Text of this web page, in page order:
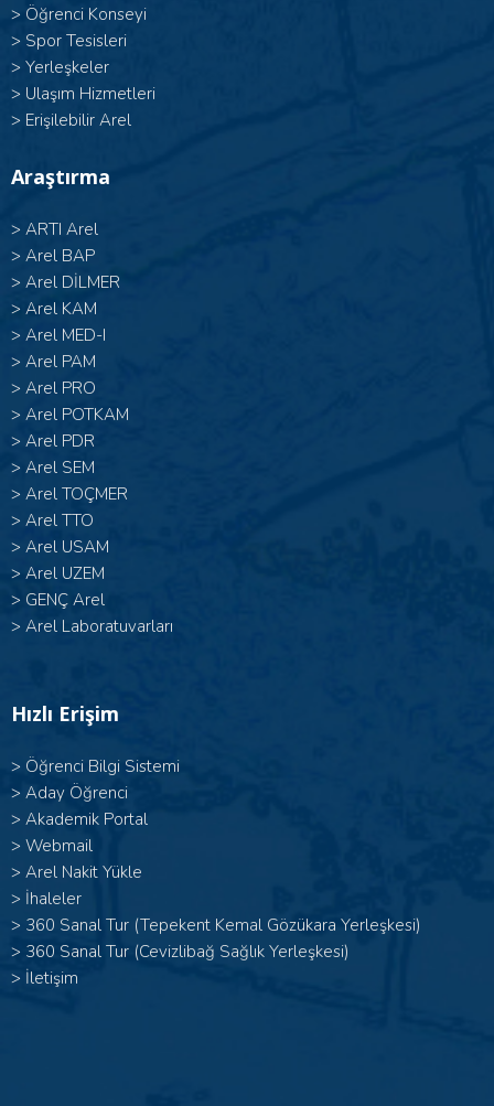
> Öğrenci Konseyi
> Spor Tesisleri
> Yerleşkeler
> Ulaşım Hizmetleri
> Erişilebilir Arel
Araştırma
> ARTI Arel
> Arel BAP
> Arel DİLMER
> Arel KAM
> Arel MED-I
> Arel PAM
> Arel PRO
> Arel POTKAM
> Arel PDR
> Arel SEM
> Arel TOÇMER
> Arel TTO
> Arel USAM
> Arel UZEM
> GENÇ Arel
> Arel Laboratuvarları
Hızlı Erişim
> Öğrenci Bilgi Sistemi
> Aday Öğrenci
> Akademik Portal
> Webmail
> Arel Nakit Yükle
> İhaleler
> 360 Sanal Tur (Tepekent Kemal Gözükara Yerleşkesi)
> 360 Sanal Tur (Cevizlibağ Sağlık Yerleşkesi)
> İletişim